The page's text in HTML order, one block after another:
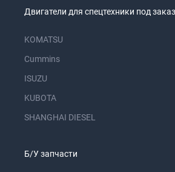
Двигатели для спецтехники под
KOMATSU
Cummins
ISUZU
KUBOTA
SHANGHAI DIESEL
Б/У запчасти